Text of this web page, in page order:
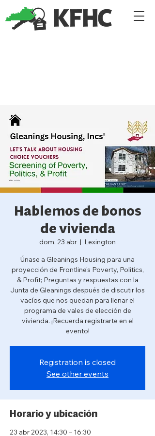
Hablemos de bonos
de vivienda
dom, 23 abr
  |
Lexington
Únase a Gleanings Housing para una
proyección de Frontline's Poverty, Politics,
& Profit; Preguntas y respuestas con la
Junta de Gleanings después de discutir los
vacíos que nos quedan para llenar el
programa de vales de elección de
vivienda. ¡Recuerda registrarte en el
evento!
Registration is closed
See other events
Horario y ubicación
23 abr 2023, 14:30 – 16:30